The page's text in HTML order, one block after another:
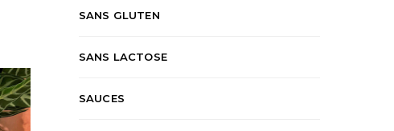
SANS GLUTEN
SANS LACTOSE
SAUCES